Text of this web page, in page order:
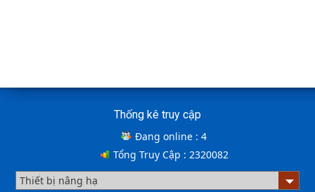
THỊNH THÀNH PHÁT
khá nhiều người thắc mắc. Vậy hãy cùng với THỊNH
THÀNH PHÁT giải đáp nhé!!!
ƯU ĐIỂM CỦA SÀN NÂNG THỦY LỰC NHỎ -
MINI DOCK LEVELLER
Thống kê truy cập
Đang online : 4
Tổng Truy Cập : 2320082